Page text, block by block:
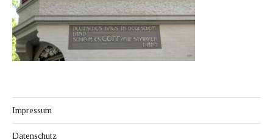
Impressum
Datenschutz